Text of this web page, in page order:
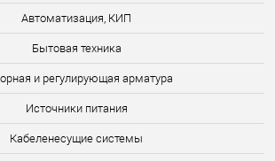
Автоматизация, КИП
Бытовая техника
и регулирующая арматура
Источники питания
Кабеленесущие системы